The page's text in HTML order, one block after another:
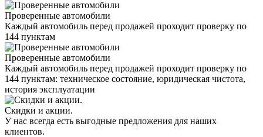
Проверенные автомобили
Каждый автомобиль перед продажей проходит проверку по
144 пунктам
Проверенные автомобили
Каждый автомобиль перед продажей проходит проверку по
144 пунктам: техническое состояние, юридическая чистота,
история эксплуатации
Скидки и акции.
У нас всегда есть выгодные предложения для наших
клиентов.